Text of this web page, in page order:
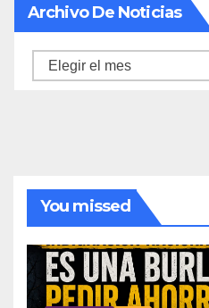
Archivo De Noticias
Archivo
You missed